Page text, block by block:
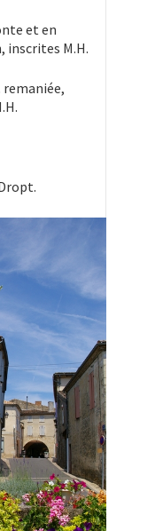
et en
inscrites M.H.
remaniée,